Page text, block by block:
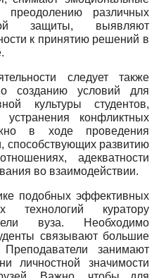
преодолению различных
защиты, выявляют
к принятию решений в
следует также
созданию условий для
культуры студентов,
конфликтных
в ходе проведения
способствующих развитию
адекватности
во взаимодействии.
подобных эффективных
технологий куратору
вуза. Необходимо
связывают большие
занимают
личностной значимости